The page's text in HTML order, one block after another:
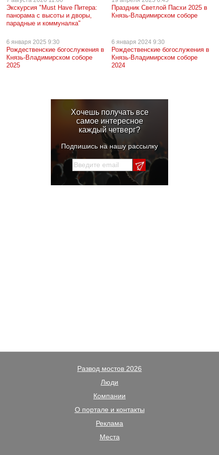
Экскурсия "Must Have Питера:
панорама с высоты и дворы,
парадные и коммуналка"
Праздник Светлой Пасхи 2025 в
Князь-Владимирском соборе
6 января 2025 9:30
Рождественские богослужения в
Князь-Владимирском соборе
2025
6 января 2024 9:30
Рождественские богослужения в
Князь-Владимирском соборе
2024
Хочешь получать все
самое интересное
каждый четверг?
Подпишись на нашу рассылку
Развод мостов 2026
Люди
Компании
О портале и контакты
Реклама
Места